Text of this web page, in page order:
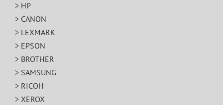
> HP
> CANON
> LEXMARK
> EPSON
> BROTHER
> SAMSUNG
> RICOH
> XEROX